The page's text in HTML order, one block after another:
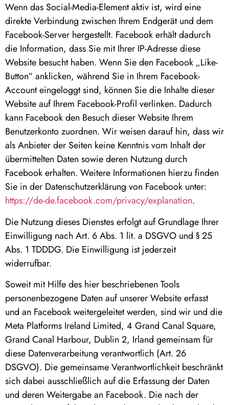
Wenn das Social-Media-Element aktiv ist, wird eine
direkte Verbindung zwischen Ihrem Endgerät und dem
Facebook-Server hergestellt. Facebook erhält dadurch
die Information, dass Sie mit Ihrer IP-Adresse diese
Website besucht haben. Wenn Sie den Facebook „Like-
Button“ anklicken, während Sie in Ihrem Facebook-
Account eingeloggt sind, können Sie die Inhalte dieser
Website auf Ihrem Facebook-Profil verlinken. Dadurch
kann Facebook den Besuch dieser Website Ihrem
Benutzerkonto zuordnen. Wir weisen darauf hin, dass wir
als Anbieter der Seiten keine Kenntnis vom Inhalt der
übermittelten Daten sowie deren Nutzung durch
Facebook erhalten. Weitere Informationen hierzu finden
Sie in der Datenschutzerklärung von Facebook unter:
https://de-de.facebook.com/privacy/explanation.
Die Nutzung dieses Dienstes erfolgt auf Grundlage Ihrer
Einwilligung nach Art. 6 Abs. 1 lit. a DSGVO und § 25
Abs. 1 TDDDG. Die Einwilligung ist jederzeit
widerrufbar.
Soweit mit Hilfe des hier beschriebenen Tools
personenbezogene Daten auf unserer Website erfasst
und an Facebook weitergeleitet werden, sind wir und die
Meta Platforms Ireland Limited, 4 Grand Canal Square,
Grand Canal Harbour, Dublin 2, Irland gemeinsam für
diese Datenverarbeitung verantwortlich (Art. 26
DSGVO). Die gemeinsame Verantwortlichkeit beschränkt
sich dabei ausschließlich auf die Erfassung der Daten
und deren Weitergabe an Facebook. Die nach der